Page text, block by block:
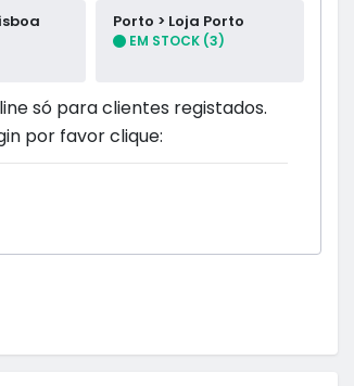
Porto > Loja Porto
EM STOCK (3)
só para clientes registados.
por favor clique: